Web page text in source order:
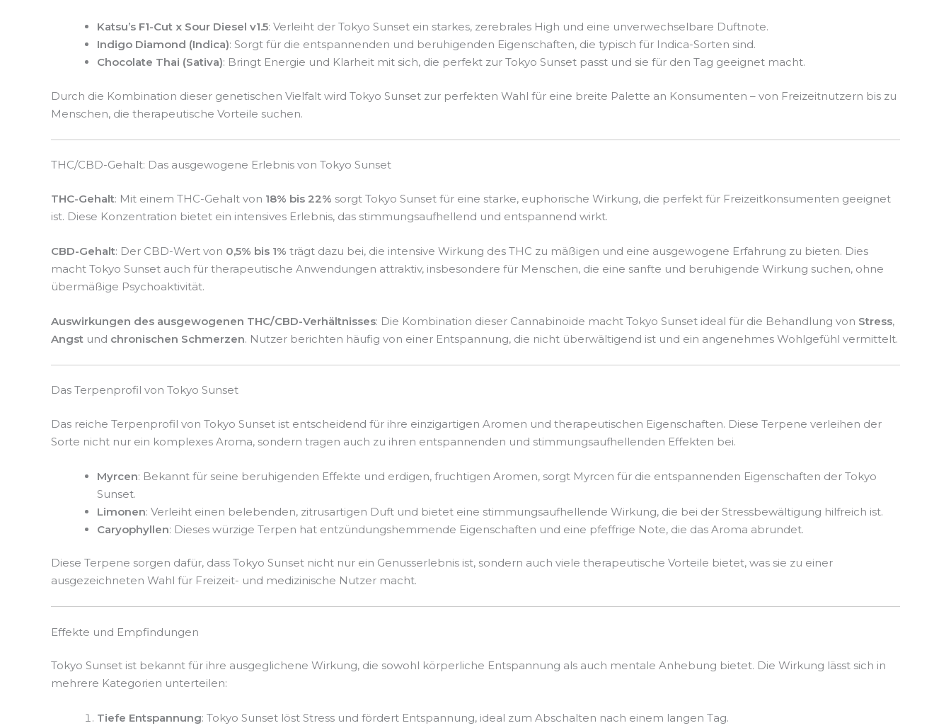
Katsu’s F1-Cut x Sour Diesel v1.5: Verleiht der Tokyo Sunset ein starkes, zerebrales High und eine unverwechselbare Duftnote.
Indigo Diamond (Indica): Sorgt für die entspannenden und beruhigenden Eigenschaften, die typisch für Indica-Sorten sind.
Chocolate Thai (Sativa): Bringt Energie und Klarheit mit sich, die perfekt zur Tokyo Sunset passt und sie für den Tag geeignet macht.
Durch die Kombination dieser genetischen Vielfalt wird Tokyo Sunset zur perfekten Wahl für eine breite Palette an Konsumenten – von Freizeitnutzern bis zu
Menschen, die therapeutische Vorteile suchen.
THC/CBD-Gehalt: Das ausgewogene Erlebnis von Tokyo Sunset
THC-Gehalt: Mit einem THC-Gehalt von 18% bis 22% sorgt Tokyo Sunset für eine starke, euphorische Wirkung, die perfekt für Freizeitkonsumenten geeignet
ist. Diese Konzentration bietet ein intensives Erlebnis, das stimmungsaufhellend und entspannend wirkt.
CBD-Gehalt: Der CBD-Wert von 0,5% bis 1% trägt dazu bei, die intensive Wirkung des THC zu mäßigen und eine ausgewogene Erfahrung zu bieten. Dies
macht Tokyo Sunset auch für therapeutische Anwendungen attraktiv, insbesondere für Menschen, die eine sanfte und beruhigende Wirkung suchen, ohne
übermäßige Psychoaktivität.
Auswirkungen des ausgewogenen THC/CBD-Verhältnisses: Die Kombination dieser Cannabinoide macht Tokyo Sunset ideal für die Behandlung von Stress,
Angst und chronischen Schmerzen. Nutzer berichten häufig von einer Entspannung, die nicht überwältigend ist und ein angenehmes Wohlgefühl vermittelt.
Das Terpenprofil von Tokyo Sunset
Das reiche Terpenprofil von Tokyo Sunset ist entscheidend für ihre einzigartigen Aromen und therapeutischen Eigenschaften. Diese Terpene verleihen der
Sorte nicht nur ein komplexes Aroma, sondern tragen auch zu ihren entspannenden und stimmungsaufhellenden Effekten bei.
Myrcen: Bekannt für seine beruhigenden Effekte und erdigen, fruchtigen Aromen, sorgt Myrcen für die entspannenden Eigenschaften der Tokyo
Sunset.
Limonen: Verleiht einen belebenden, zitrusartigen Duft und bietet eine stimmungsaufhellende Wirkung, die bei der Stressbewältigung hilfreich ist.
Caryophyllen: Dieses würzige Terpen hat entzündungshemmende Eigenschaften und eine pfeffrige Note, die das Aroma abrundet.
Diese Terpene sorgen dafür, dass Tokyo Sunset nicht nur ein Genusserlebnis ist, sondern auch viele therapeutische Vorteile bietet, was sie zu einer
ausgezeichneten Wahl für Freizeit- und medizinische Nutzer macht.
Effekte und Empfindungen
Tokyo Sunset ist bekannt für ihre ausgeglichene Wirkung, die sowohl körperliche Entspannung als auch mentale Anhebung bietet. Die Wirkung lässt sich in
mehrere Kategorien unterteilen:
Tiefe Entspannung: Tokyo Sunset löst Stress und fördert Entspannung, ideal zum Abschalten nach einem langen Tag.